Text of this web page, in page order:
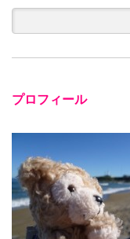
プロフィール